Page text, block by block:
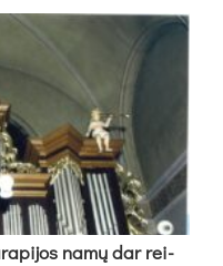
na­mų dar rei­